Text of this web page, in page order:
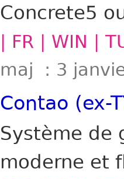
Concrete5
| FR | WIN |
maj : 3
Contao (ex-
Système de
moderne et